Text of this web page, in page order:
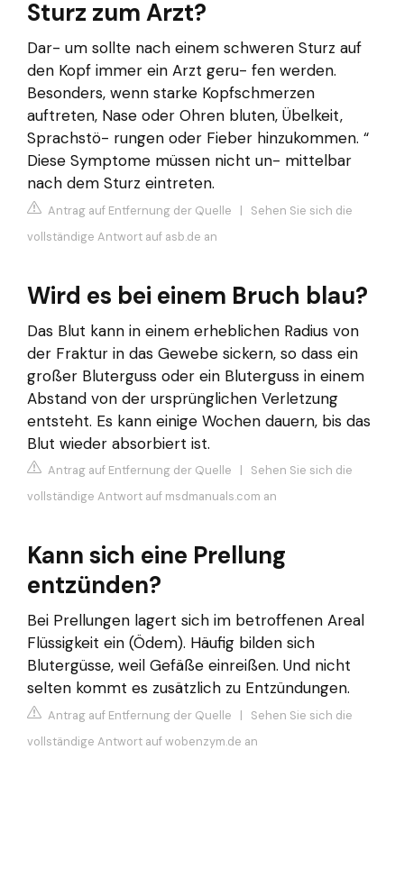
Sturz zum Arzt?
Dar- um sollte nach einem schweren Sturz auf
den Kopf immer ein Arzt geru- fen werden.
Besonders, wenn starke Kopfschmerzen
auftreten, Nase oder Ohren bluten, Übelkeit,
Sprachstö- rungen oder Fieber hinzukommen. “
Diese Symptome müssen nicht un- mittelbar
nach dem Sturz eintreten.
Antrag auf Entfernung der Quelle | Sehen Sie sich die
vollständige Antwort auf asb.de an
Wird es bei einem Bruch blau?
Das Blut kann in einem erheblichen Radius von
der Fraktur in das Gewebe sickern, so dass ein
großer Bluterguss oder ein Bluterguss in einem
Abstand von der ursprünglichen Verletzung
entsteht. Es kann einige Wochen dauern, bis das
Blut wieder absorbiert ist.
Antrag auf Entfernung der Quelle | Sehen Sie sich die
vollständige Antwort auf msdmanuals.com an
Kann sich eine Prellung
entzünden?
Bei Prellungen lagert sich im betroffenen Areal
Flüssigkeit ein (Ödem). Häufig bilden sich
Blutergüsse, weil Gefäße einreißen. Und nicht
selten kommt es zusätzlich zu Entzündungen.
Antrag auf Entfernung der Quelle | Sehen Sie sich die
vollständige Antwort auf wobenzym.de an